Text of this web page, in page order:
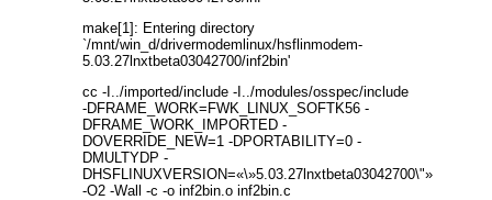
make[1]: Entering directory
`/mnt/win_d/drivermodemlinux/hsflinmodem-
5.03.27lnxtbeta03042700/inf2bin'
cc -I../imported/include -I../modules/osspec/include
-DFRAME_WORK=FWK_LINUX_SOFTK56 -
DFRAME_WORK_IMPORTED -
DOVERRIDE_NEW=1 -DPORTABILITY=0 -
DMULTYDP -
DHSFLINUXVERSION=«\»5.03.27lnxtbeta03042700\"»
-O2 -Wall -c -o inf2bin.o inf2bin.c